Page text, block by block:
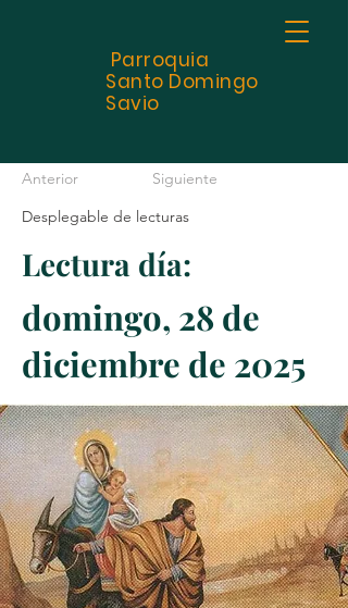
Parroquia
Santo Domingo
Savio
Anterior
Siguiente
Desplegable de lecturas
Lectura día:
domingo, 28 de
diciembre de 2025